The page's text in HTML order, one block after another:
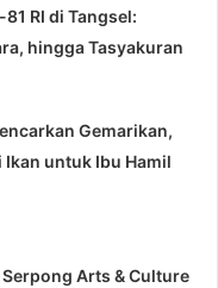
81 RI di Tangsel:
hingga Tasyakuran
Gemarikan,
untuk Ibu Hamil
Serpong Arts & Culture